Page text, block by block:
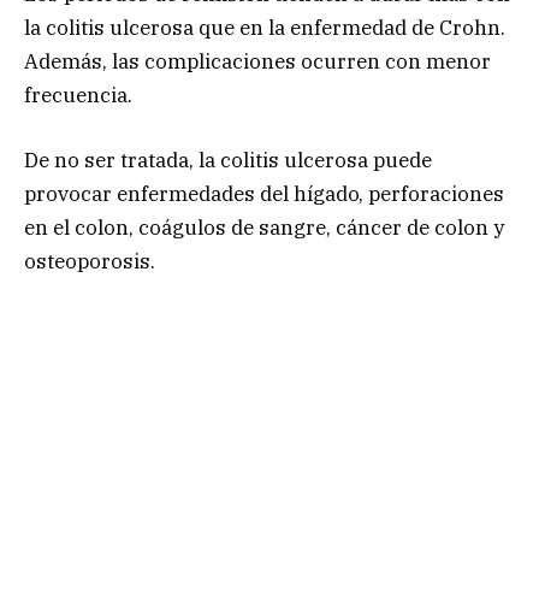
la colitis ulcerosa que en la enfermedad de Crohn.
Además, las complicaciones ocurren con menor
frecuencia.
De no ser tratada, la colitis ulcerosa puede
provocar enfermedades del hígado, perforaciones
en el colon, coágulos de sangre, cáncer de colon y
osteoporosis.